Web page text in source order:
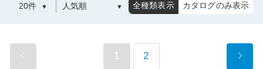
全種類表示 カタログのみ表示
1 2